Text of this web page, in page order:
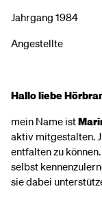
Jahrgang 1984
Angestellte
Hallo liebe
mein Name ist
aktiv mitgestalten.
entfalten zu
selbst
sie dabei